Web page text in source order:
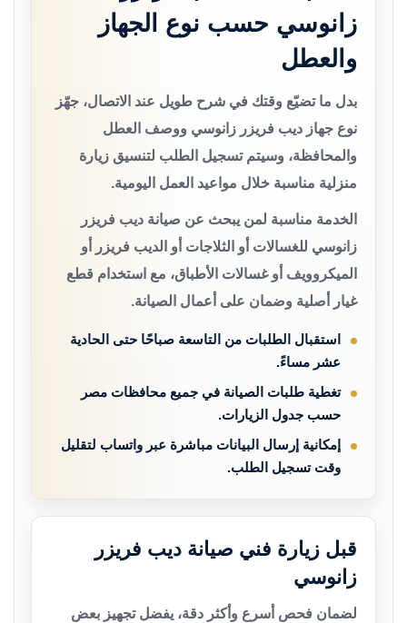
زانوسي حسب نوع الجهاز
والعطل
بدل ما تضيّع وقتك في شرح طويل عند الاتصال، جهّز
نوع جهاز ديب فريزر زانوسي ووصف العطل
والمحافظة، وسيتم تسجيل الطلب لتنسيق زيارة
منزلية مناسبة خلال مواعيد العمل اليومية.
الخدمة مناسبة لمن يبحث عن صيانة ديب فريزر
زانوسي للغسالات أو الثلاجات أو الديب فريزر أو
الميكروويف أو غسالات الأطباق، مع استخدام قطع
غيار أصلية وضمان على أعمال الصيانة.
استقبال الطلبات من التاسعة صباحًا حتى الحادية
عشر مساءً.
تغطية طلبات الصيانة في جميع محافظات مصر
حسب جدول الزيارات.
إمكانية إرسال البيانات مباشرة عبر واتساب لتقليل
وقت تسجيل الطلب.
قبل زيارة فني صيانة ديب فريزر
زانوسي
لضمان فحص أسرع وأكثر دقة، يفضل تجهيز بعض